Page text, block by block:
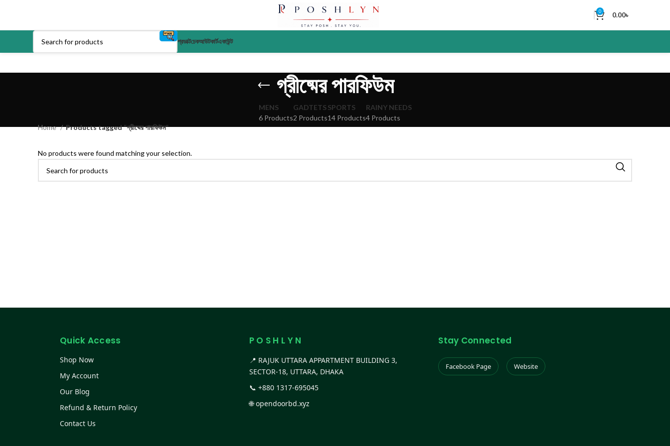
0 0.00৳
প্রডাক্টচেকআউটকার্টএকাউন্ট
গ্রীষ্মের পারফিউম
MENS
6 Products
GADTETS
2 Products
SPORTS
14 Products
RAINY NEEDS
4 Products
Home
Products tagged “গ্রীষ্মের পারফিউম”
No products were found matching your selection.
Quick Access
Shop Now
My Account
Our Blog
Refund & Return Policy
Contact Us
P O S H L Y N
📍 RAJUK UTTARA APPARTMENT BUILDING 3,
SECTOR-18, UTTARA, DHAKA
📞 +880 1317-695045
🌐opendoorbd.xyz
Stay Connected
Facebook Page Website